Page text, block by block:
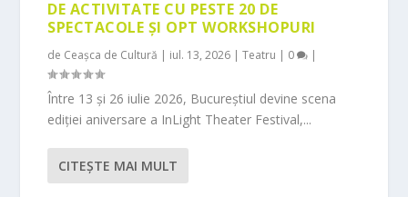
DE ACTIVITATE CU PESTE 20 DE
SPECTACOLE ȘI OPT WORKSHOPURI
de Ceașca de Cultură | iul. 13, 2026 |Teatru | 0 |
Între 13 și 26 iulie 2026, Bucureștiul devine scena
ediției aniversare a InLight Theater Festival,...
CITEŞTE MAI MULT